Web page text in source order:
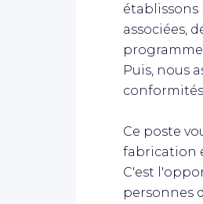
associées,
Puis, nous
Ce poste
fabrication
C'est
personnes